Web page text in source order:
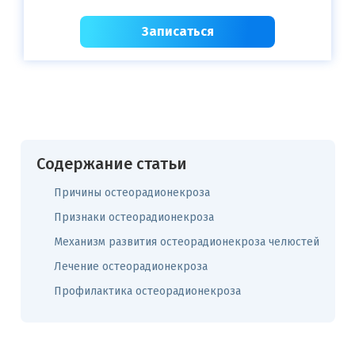
Записаться
Содержание статьи
Причины остеорадионекроза
Признаки остеорадионекроза
Механизм развития остеорадионекроза челюстей
Лечение остеорадионекроза
Профилактика остеорадионекроза